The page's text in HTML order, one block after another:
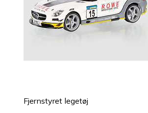
Fjernstyret legetøj